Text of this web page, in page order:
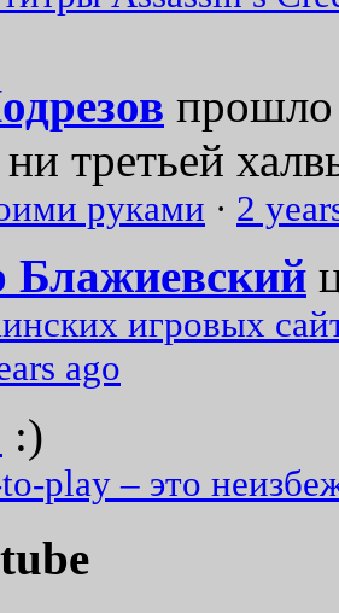
прошло
третьей
руками · 2
Блажиевский
игровых
ago
:)
play – это